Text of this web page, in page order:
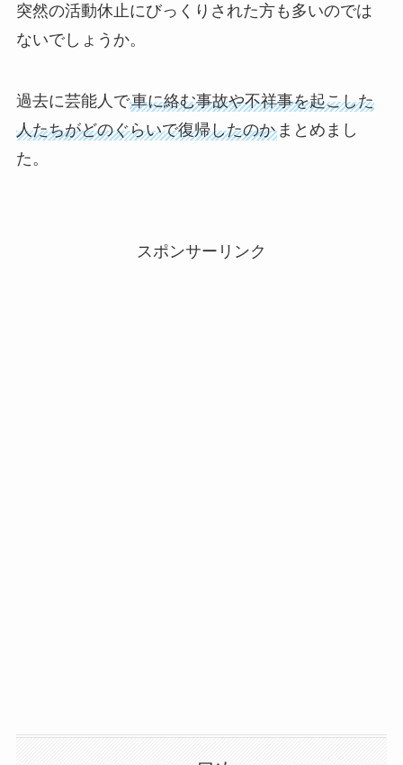
突然の活動休止にびっくりされた方も多いのでは
ないでしょうか。
過去に芸能人で車に絡む事故や不祥事を起こした
人たちがどのぐらいで復帰したのかまとめまし
た。
スポンサーリンク